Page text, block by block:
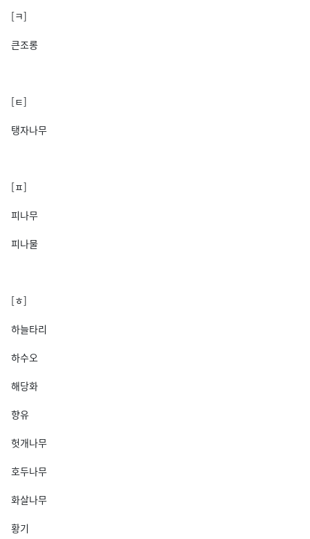
[ㅋ]
큰조롱
[ㅌ]
탱자나무
[ㅍ]
피나무
피나물
[ㅎ]
하늘타리
하수오
해당화
향유
헛개나무
호두나무
화살나무
황기